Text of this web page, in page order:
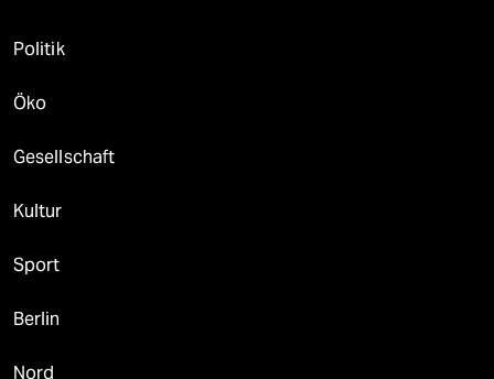
Politik
Öko
Gesellschaft
Kultur
Sport
Berlin
Nord